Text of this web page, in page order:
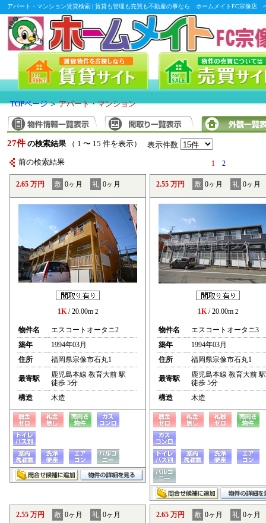
アパート・マンション賃貸検索 | 賃貸も管理も売買も不動産の事なら ホームメイトFC宗像店
TOPページ＞アパート・マンション
27件 の検索結果 （ 1 〜 15 件を表示） 表示件数
前の検索結果 1 2
2.65 万円 敷 0ヶ月 礼 0ヶ月
1K/ 20.00m 2
物件名
エスコートオータニ2
築年
1994年03月
住所
福岡県宗像市石丸1
最寄駅
鹿児島本線 教育大前 駅
徒歩 5分
構造
木造
2.55 万円 敷 0ヶ月 礼 0ヶ月
1K/ 20.00m 2
物件名
エスコートオータニ3
築年
1994年03月
住所
福岡県宗像市石丸1
最寄駅
鹿児島本線 教育大前 駅
徒歩 5分
構造
木造
2.55 万円 敷 0ヶ月 礼 0ヶ月 2.65 万円 敷 0ヶ月 礼 0ヶ月